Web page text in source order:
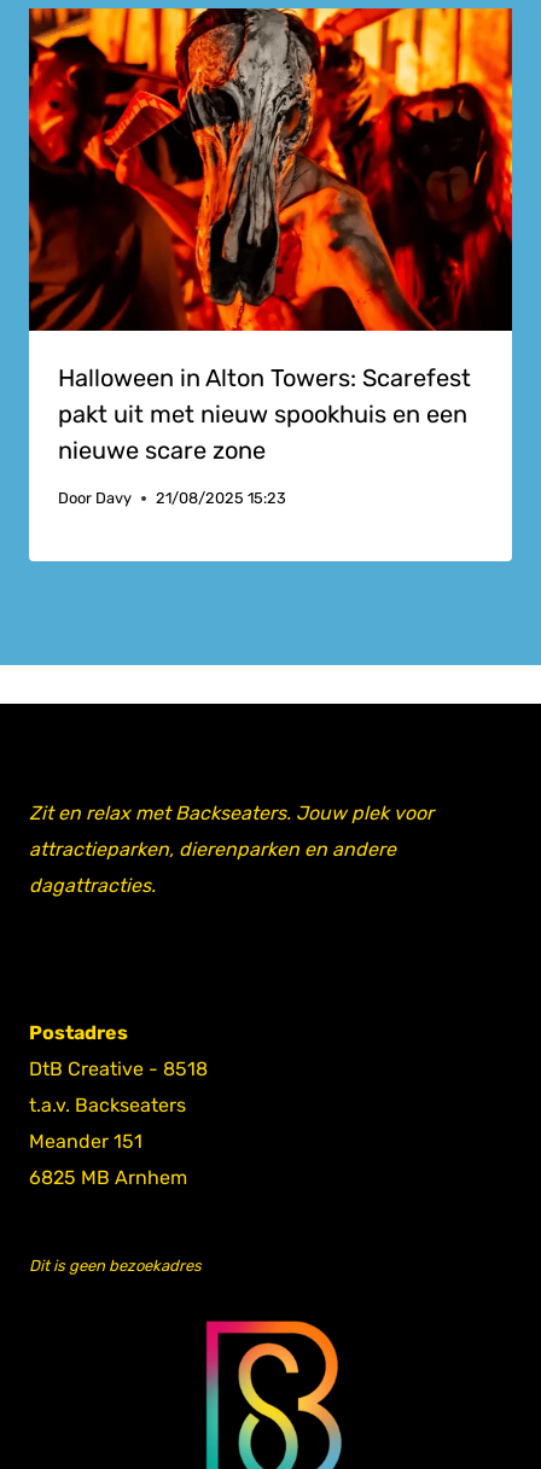
Halloween in Alton Towers: Scarefest
pakt uit met nieuw spookhuis en een
nieuwe scare zone
Door Davy 21/08/2025 15:23
Zit en relax met Backseaters. Jouw plek voor
attractieparken, dierenparken en andere
dagattracties.
Postadres
DtB Creative - 8518
t.a.v. Backseaters
Meander 151
6825 MB Arnhem
Dit is geen bezoekadres